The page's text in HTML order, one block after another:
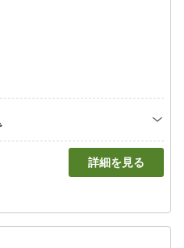
詳細を見る